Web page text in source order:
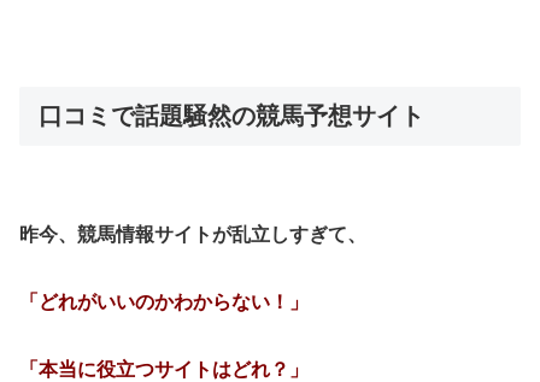
口コミで話題騒然の競馬予想サイト
昨今、競馬情報サイトが乱立しすぎて、
「どれがいいのかわからない！」
「本当に役立つサイトはどれ？」